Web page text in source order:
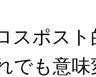
スポスト
でも意味